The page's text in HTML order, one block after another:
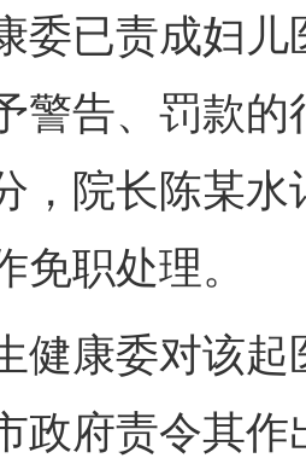
委已责成妇
警告、罚款
，院长陈某
免职处理。
康委对该起
政府责令其